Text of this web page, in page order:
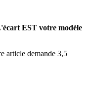
EST votre modèle
article demande 3,5